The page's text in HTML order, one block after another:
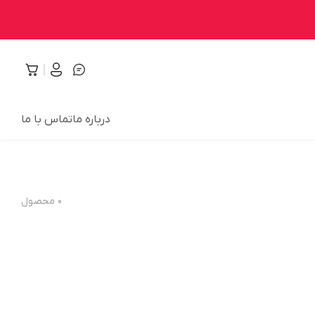
درباره ماتماس با ما
۰ محصول